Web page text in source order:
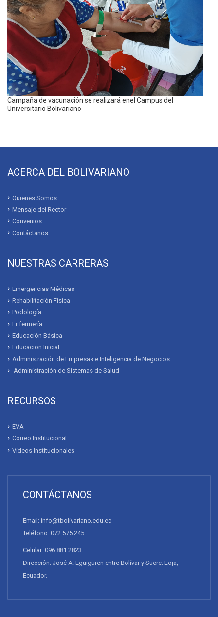
Campaña de vacunación se realizará enel Campus del
Universitario Bolivariano
ACERCA DEL BOLIVARIANO
Quienes Somos
Mensaje del Rector
Convenios
Contáctanos
NUESTRAS CARRERAS
Emergencias Médicas
Rehabilitación Física
Podología
Enfermería
Educación Básica
Educación Inicial
Administración de Empresas e Inteligencia de Negocios
Administración de Sistemas de Salud
RECURSOS
EVA
Correo Institucional
Videos Institucionales
CONTÁCTANOS
Email: info@tbolivariano.edu.ec
Teléfono: 072 575 245
Celular: 096 881 2823
Dirección: José A. Eguiguren entre Bolívar y Sucre. Loja,
Ecuador.